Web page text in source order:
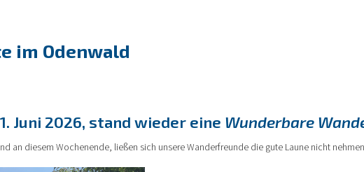
im Odenwald
Juni 2026, stand wieder eine Wunderbare
an diesem Wochenende, ließen sich unsere Wanderfreunde die gute Laune nicht